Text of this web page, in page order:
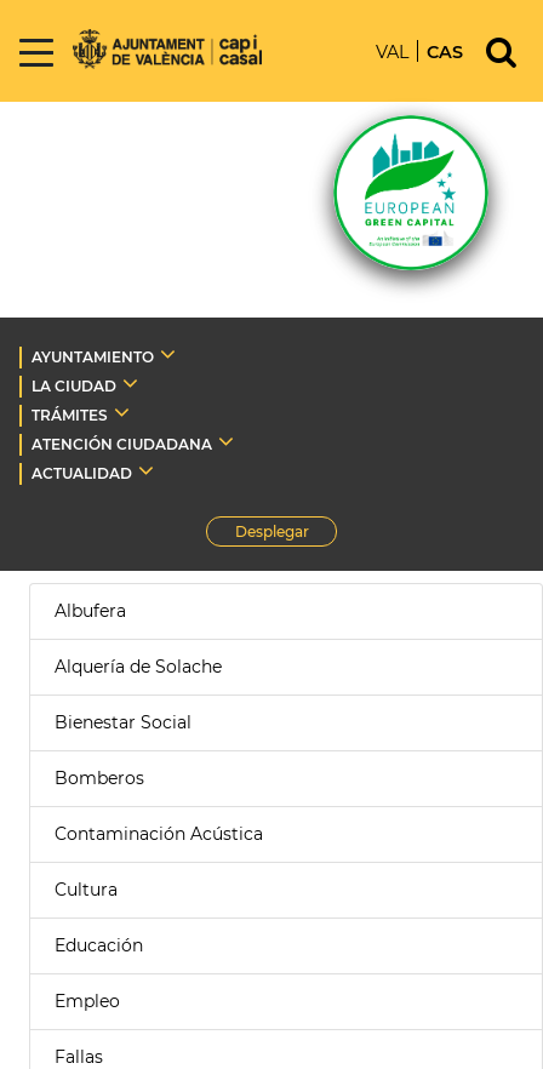
VAL CAS
AYUNTAMIENTO
LA CIUDAD
TRÁMITES
ATENCIÓN CIUDADANA
ACTUALIDAD
Desplegar
Albufera
Alquería de Solache
Bienestar Social
Bomberos
Contaminación Acústica
Cultura
Educación
Empleo
Fallas